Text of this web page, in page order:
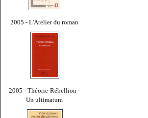
2005 - L'Atelier du roman
2005 - Théorie-Rébellion -
Un ultimatum